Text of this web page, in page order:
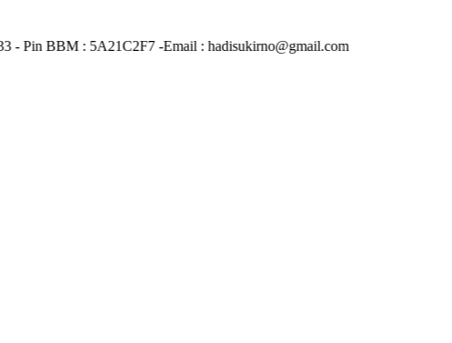
- Pin BBM : 5A21C2F7 -Email : hadisukirno@gmail.com